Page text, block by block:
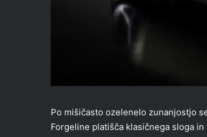
Po mišičasto ozelenelo zunanjostjo
Forgeline platišča klasičnega sloga